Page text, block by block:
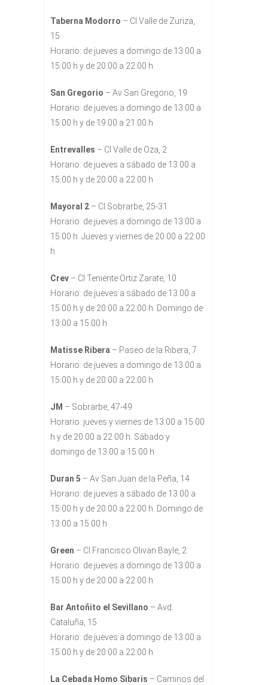
Taberna Modorro – Cl Valle de Zuriza,
15
Horario: de jueves a domingo de 13:00 a
15:00 h y de 20:00 a 22:00 h
San Gregorio – Av San Gregorio, 19
Horario: de jueves a domingo de 13:00 a
15:00 h y de 19:00 a 21:00 h
Entrevalles – Cl Valle de Oza, 2
Horario: de jueves a sábado de 13:00 a
15:00 h y de 20:00 a 22:00 h
Mayoral 2 – Cl Sobrarbe, 25-31
Horario: de jueves a domingo de 13:00 a
15:00 h. Jueves y viernes de 20:00 a 22:00
h
Crev – Cl Teniente Ortiz Zarate, 10
Horario: de jueves a sábado de 13:00 a
15:00 h y de 20:00 a 22:00 h. Domingo de
13:00 a 15:00 h
Matisse Ribera – Paseo de la Ribera, 7
Horario: de jueves a domingo de 13:00 a
15:00 h y de 20:00 a 22:00 h
JM – Sobrarbe, 47-49
Horario: jueves y viernes de 13:00 a 15:00
h y de 20:00 a 22:00 h. Sábado y
domingo de 13:00 a 15:00 h
Duran 5 – Av San Juan de la Peña, 14
Horario: de jueves a sábado de 13:00 a
15:00 h y de 20:00 a 22:00 h. Domingo de
13:00 a 15:00 h
Green – Cl Francisco Olivan Bayle, 2
Horario: de jueves a domingo de 13:00 a
15:00 h y de 20:00 a 22:00 h
Bar Antoñito el Sevillano – Avd.
Cataluña, 15
Horario: de jueves a domingo de 13:00 a
15:00 h y de 20:00 a 22:00 h
La Cebada Homo Sibaris – Caminos del